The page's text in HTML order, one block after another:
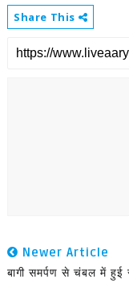
Share This
Newer Article
बागी समर्पण से चंबल में हुई